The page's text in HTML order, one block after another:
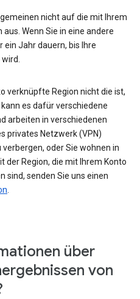
nicht auf die mit Ihrem
Wenn Sie in eine andere
ein Jahr dauern, bis Ihre
verknüpfte Region nicht die ist,
es dafür verschiedene
arbeiten in verschiedenen
privates Netzwerk (VPN)
oder Sie wohnen in
der Region, die mit Ihrem Konto
sind, senden Sie uns einen
über
von